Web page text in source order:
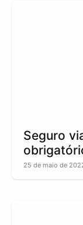
Seguro
25 de maio de